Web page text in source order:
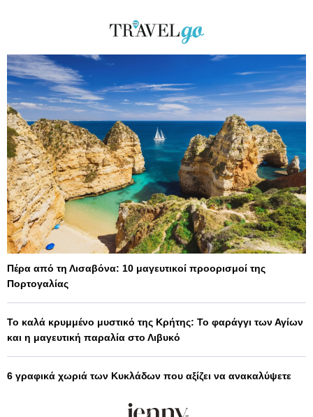
Πέρα από τη Λισαβόνα: 10 μαγευτικοί προορισμοί της
Πορτογαλίας
Το καλά κρυμμένο μυστικό της Κρήτης: Το φαράγγι των Αγίων
και η μαγευτική παραλία στο Λιβυκό
6 γραφικά χωριά των Κυκλάδων που αξίζει να ανακαλύψετε